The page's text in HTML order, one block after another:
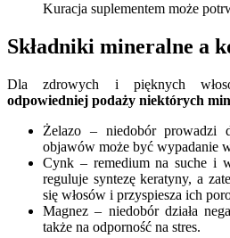
Kuracja suplementem może
Składniki mineralne a
Dla zdrowych i pięknych
odpowiedniej podaży niektórych
Żelazo – niedobór
objawów może być wypadanie
Cynk – remedium na suche i
reguluje syntezę keratyny, a
się włosów i przyspiesza ich
Magnez – niedobór działa
także na odporność na stres.